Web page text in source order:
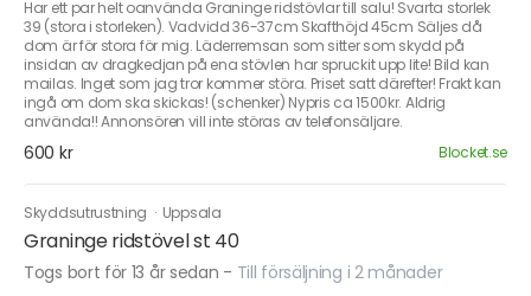
Har ett par helt oanvända Graninge ridstövlar till salu! Svarta storlek
39 (stora i storleken). Vadvidd 36-37cm Skafthöjd 45cm Säljes då
dom är för stora för mig. Läderremsan som sitter som skydd på
insidan av dragkedjan på ena stövlen har spruckit upp lite! Bild kan
mailas. Inget som jag tror kommer störa. Priset satt därefter! Frakt kan
ingå om dom ska skickas! (schenker) Nypris ca 1500kr. Aldrig
använda!! Annonsören vill inte störas av telefonsäljare.
600 kr Blocket.se
Skyddsutrustning · Uppsala
Graninge ridstövel st 40
Togs bort för 13 år sedan - Till försäljning i 2 månader